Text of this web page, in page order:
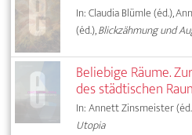
In: Claudia Blümle (éd.),
(éd.),Blickzähmung und
Beliebige Räume.
des städtischen
In: Annett Zinsmeister
Utopia